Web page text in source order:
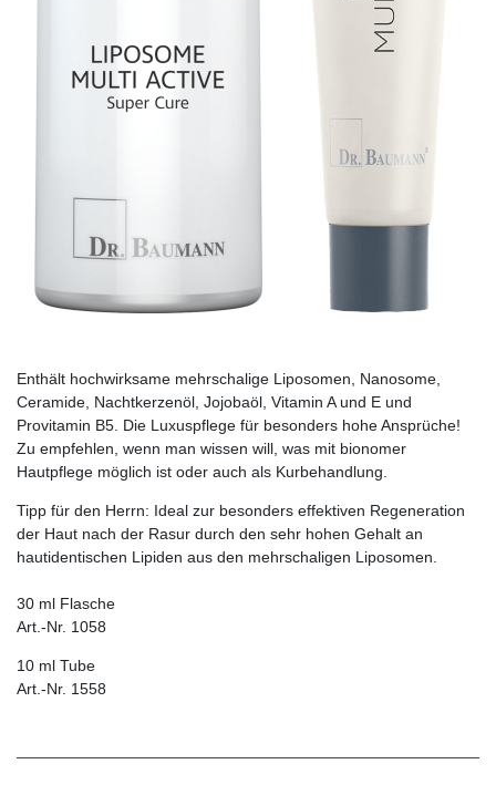
Enthält hochwirksame mehrschalige Liposomen, Nanosome,
Ceramide, Nachtkerzenöl, Jojobaöl, Vitamin A und E und
Provitamin B5. Die Luxuspflege für besonders hohe Ansprüche!
Zu empfehlen, wenn man wissen will, was mit bionomer
Hautpflege möglich ist oder auch als Kurbehandlung.
Tipp für den Herrn: Ideal zur besonders effektiven Regeneration
der Haut nach der Rasur durch den sehr hohen Gehalt an
hautidentischen Lipiden aus den mehrschaligen Liposomen.
30 ml Flasche
Art.-Nr. 1058
10 ml Tube
Art.-Nr. 1558